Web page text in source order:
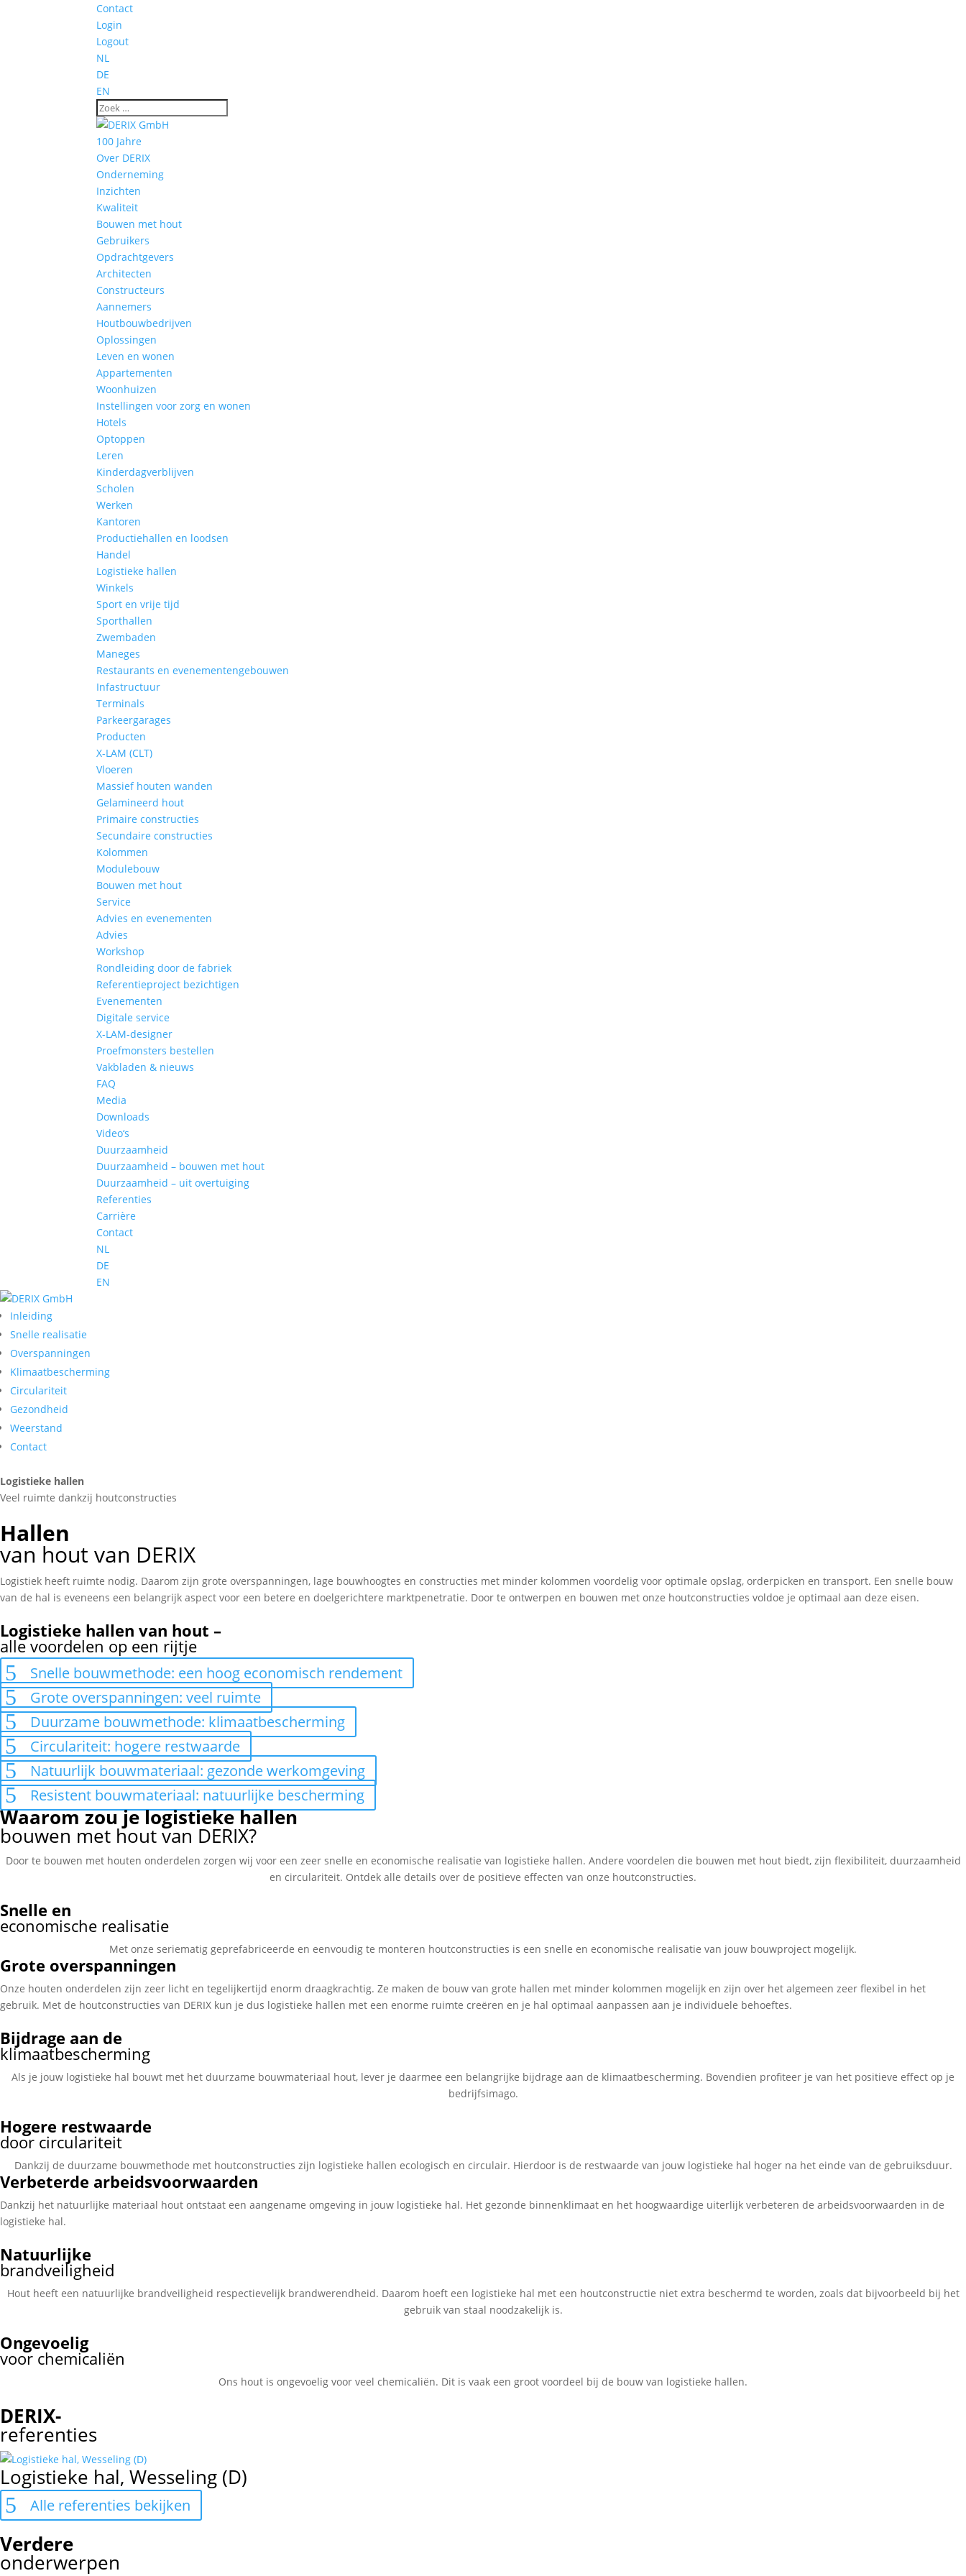
Contact
Login
Logout
NL
DE
EN
100 Jahre
Over DERIX
Onderneming
Inzichten
Kwaliteit
Bouwen met hout
Gebruikers
Opdrachtgevers
Architecten
Constructeurs
Aannemers
Houtbouwbedrijven
Oplossingen
Leven en wonen
Appartementen
Woonhuizen
Instellingen voor zorg en wonen
Hotels
Optoppen
Leren
Kinderdagverblijven
Scholen
Werken
Kantoren
Productiehallen en loodsen
Handel
Logistieke hallen
Winkels
Sport en vrije tijd
Sporthallen
Zwembaden
Maneges
Restaurants en evenementengebouwen
Infastructuur
Terminals
Parkeergarages
Producten
X-LAM (CLT)
Vloeren
Massief houten wanden
Gelamineerd hout
Primaire constructies
Secundaire constructies
Kolommen
Modulebouw
Bouwen met hout
Service
Advies en evenementen
Advies
Workshop
Rondleiding door de fabriek
Referentieproject bezichtigen
Evenementen
Digitale service
X-LAM-designer
Proefmonsters bestellen
Vakbladen & nieuws
FAQ
Media
Downloads
Video‘s
Duurzaamheid
Duurzaamheid – bouwen met hout
Duurzaamheid – uit overtuiging
Referenties
Carrière
Contact
NL
DE
EN
Inleiding
Snelle realisatie
Overspanningen
Klimaatbescherming
Circulariteit
Gezondheid
Weerstand
Contact
Logistieke hallen
Veel ruimte dankzij houtconstructies
Hallen
van hout van DERIX
Logistiek heeft ruimte nodig. Daarom zijn grote overspanningen, lage bouwhoogtes en constructies met minder kolommen voordelig voor optimale opslag, orderpicken en transport. Een snelle bouw
van de hal is eveneens een belangrijk aspect voor een betere en doelgerichtere marktpenetratie. Door te ontwerpen en bouwen met onze houtconstructies voldoe je optimaal aan deze eisen.
Logistieke hallen van hout –
alle voordelen op een rijtje
Snelle bouwmethode: een hoog economisch rendement
Grote overspanningen: veel ruimte
Duurzame bouwmethode: klimaatbescherming
Circulariteit: hogere restwaarde
Natuurlijk bouwmateriaal: gezonde werkomgeving
Resistent bouwmateriaal: natuurlijke bescherming
Waarom zou je logistieke hallen
bouwen met hout van DERIX?
Door te bouwen met houten onderdelen zorgen wij voor een zeer snelle en economische realisatie van logistieke hallen. Andere voordelen die bouwen met hout biedt, zijn flexibiliteit, duurzaamheid
en circulariteit. Ontdek alle details over de positieve effecten van onze houtconstructies.
Snelle en
economische realisatie
Met onze seriematig geprefabriceerde en eenvoudig te monteren houtconstructies is een snelle en economische realisatie van jouw bouwproject mogelijk.
Grote overspanningen
Onze houten onderdelen zijn zeer licht en tegelijkertijd enorm draagkrachtig. Ze maken de bouw van grote hallen met minder kolommen mogelijk en zijn over het algemeen zeer flexibel in het
gebruik. Met de houtconstructies van DERIX kun je dus logistieke hallen met een enorme ruimte creëren en je hal optimaal aanpassen aan je individuele behoeftes.
Bijdrage aan de
klimaatbescherming
Als je jouw logistieke hal bouwt met het duurzame bouwmateriaal hout, lever je daarmee een belangrijke bijdrage aan de klimaatbescherming. Bovendien profiteer je van het positieve effect op je
bedrijfsimago.
Hogere restwaarde
door circulariteit
Dankzij de duurzame bouwmethode met houtconstructies zijn logistieke hallen ecologisch en circulair. Hierdoor is de restwaarde van jouw logistieke hal hoger na het einde van de gebruiksduur.
Verbeterde arbeidsvoorwaarden
Dankzij het natuurlijke materiaal hout ontstaat een aangename omgeving in jouw logistieke hal. Het gezonde binnenklimaat en het hoogwaardige uiterlijk verbeteren de arbeidsvoorwaarden in de
logistieke hal.
Natuurlijke
brandveiligheid
Hout heeft een natuurlijke brandveiligheid respectievelijk brandwerendheid. Daarom hoeft een logistieke hal met een houtconstructie niet extra beschermd te worden, zoals dat bijvoorbeeld bij het
gebruik van staal noodzakelijk is.
Ongevoelig
voor chemicaliën
Ons hout is ongevoelig voor veel chemicaliën. Dit is vaak een groot voordeel bij de bouw van logistieke hallen.
DERIX-
referenties
Logistieke hal, Wesseling (D)
Alle referenties bekijken
Verdere
onderwerpen